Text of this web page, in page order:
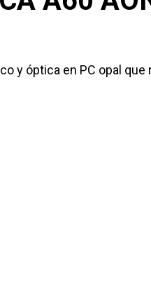
y óptica en PC opal